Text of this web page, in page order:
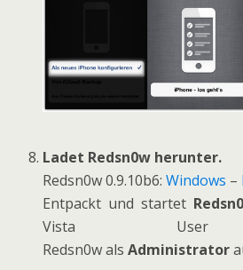
Ladet Redsn0w herunter.
Redsn0w 0.9.10b6:Windows –
Entpackt und startet
Vista User
Redsn0w alsAdministrator